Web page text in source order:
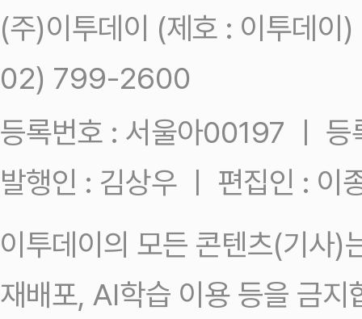
(주)이투데이 (제호 : 이투데
02) 799-2600
등록번호 : 서울아00197 ㅣ
발행인 : 김상우 ㅣ 편집인 : 이
이투데이의 모든 콘텐츠(기사)
재배포, AI학습 이용 등을 금지